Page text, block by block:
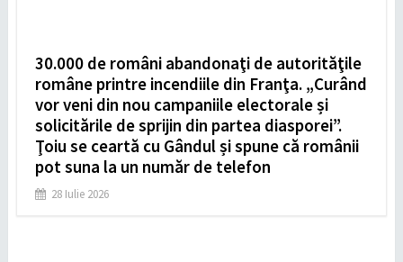
30.000 de români abandonaţi de autorităţile
române printre incendiile din Franţa. „Curând
vor veni din nou campaniile electorale și
solicitările de sprijin din partea diasporei”.
Ţoiu se ceartă cu Gândul și spune că românii
pot suna la un număr de telefon
28 Iulie 2026